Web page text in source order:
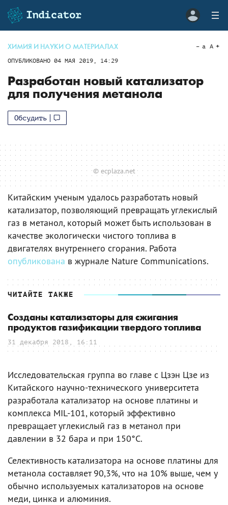
ХИМИЯ И НАУКИ О МАТЕРИАЛАХ
ОПУБЛИКОВАНО 04 МАЯ 2019, 14:29
a A
Разработан новый катализатор
для получения метанола
Обсудить
© ecplaza.net
Китайским ученым удалось разработать новый
катализатор, позволяющий превращать углекислый
газ в метанол, который может быть использован в
качестве экологически чистого топлива в
двигателях внутреннего сгорания. Работа
опубликована в журнале Nature Communications.
ЧИТАЙТЕ ТАКЖЕ
Созданы катализаторы для сжигания
продуктов газификации твердого топлива
31 декабря 2018, 16:11
Исследовательская группа во главе с Цзэн Цзе из
Китайского научно-технического университета
разработала катализатор на основе платины и
комплекса MIL-101, который эффективно
превращает углекислый газ в метанол при
давлении в 32 бара и при 150°C.
Селективность катализатора на основе платины для
метанола составляет 90,3%, что на 10% выше, чем у
обычно используемых катализаторов на основе
меди, цинка и алюминия.